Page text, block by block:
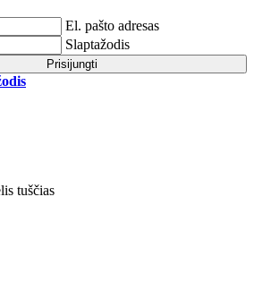
El. pašto adresas
Slaptažodis
Prisijungti
tuščias